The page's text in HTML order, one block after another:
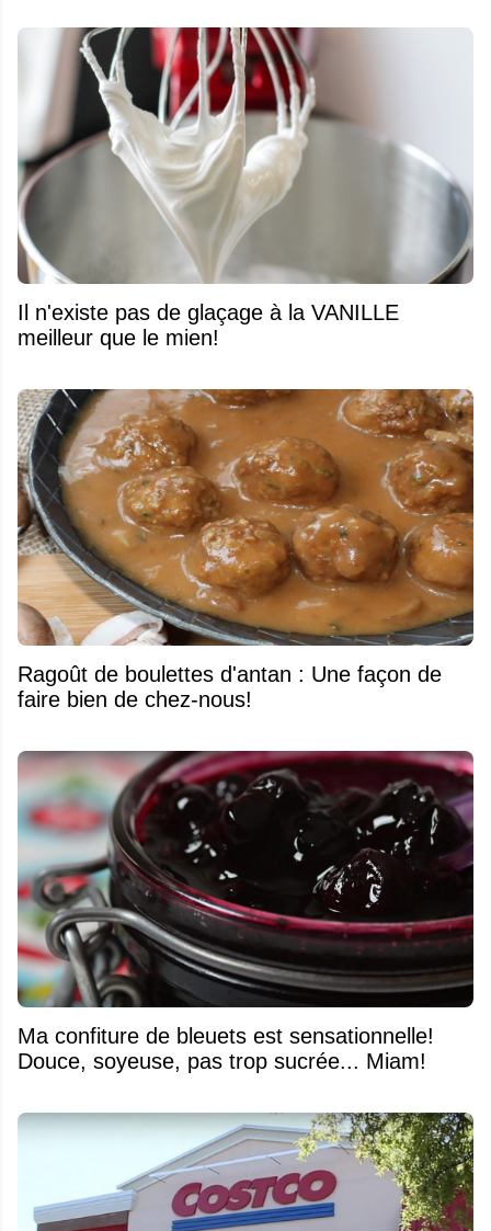
Il n'existe pas de glaçage à la VANILLE
meilleur que le mien!
Ragoût de boulettes d'antan : Une façon de
faire bien de chez-nous!
Ma confiture de bleuets est sensationnelle!
Douce, soyeuse, pas trop sucrée... Miam!